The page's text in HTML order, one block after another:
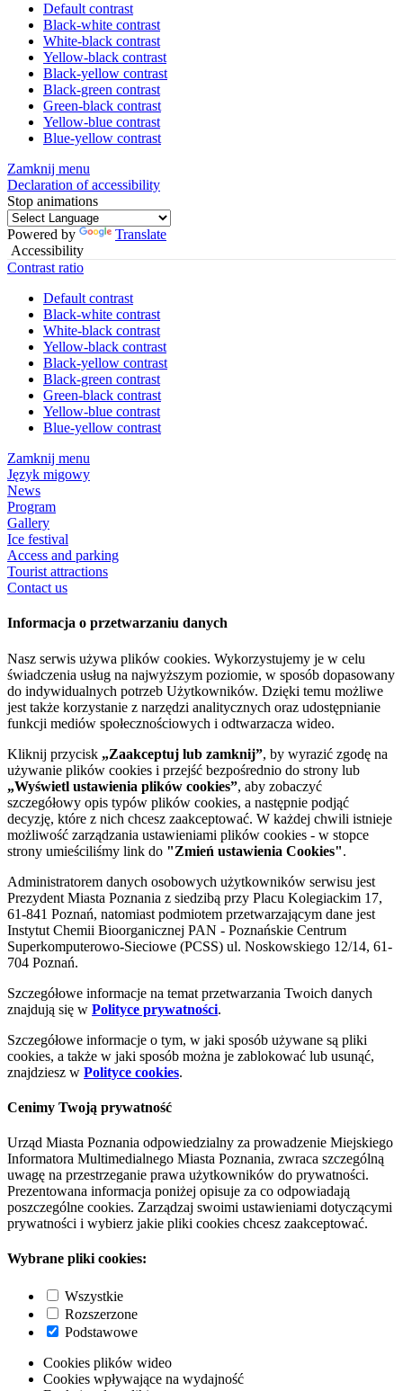
Default contrast
Black-white contrast
White-black contrast
Yellow-black contrast
Black-yellow contrast
Black-green contrast
Green-black contrast
Yellow-blue contrast
Blue-yellow contrast
Zamknij menu
Declaration of accessibility
Stop animations
Powered by
Translate
Accessibility
Contrast ratio
Default contrast
Black-white contrast
White-black contrast
Yellow-black contrast
Black-yellow contrast
Black-green contrast
Green-black contrast
Yellow-blue contrast
Blue-yellow contrast
Zamknij menu
Język migowy
News
Program
Gallery
Ice festival
Access and parking
Tourist attractions
Contact us
Informacja o przetwarzaniu danych
Nasz serwis używa plików cookies. Wykorzystujemy je w celu
świadczenia usług na najwyższym poziomie, w sposób dopasowany
do indywidualnych potrzeb Użytkowników. Dzięki temu możliwe
jest także korzystanie z narzędzi analitycznych oraz udostępnianie
funkcji mediów społecznościowych i odtwarzacza wideo.
Kliknij przycisk „Zaakceptuj lub zamknij”, by wyrazić zgodę na
używanie plików cookies i przejść bezpośrednio do strony lub
„Wyświetl ustawienia plików cookies”, aby zobaczyć
szczegółowy opis typów plików cookies, a następnie podjąć
decyzję, które z nich chcesz zaakceptować. W każdej chwili istnieje
możliwość zarządzania ustawieniami plików cookies - w stopce
strony umieściliśmy link do "Zmień ustawienia Cookies".
Administratorem danych osobowych użytkowników serwisu jest
Prezydent Miasta Poznania z siedzibą przy Placu Kolegiackim 17,
61-841 Poznań, natomiast podmiotem przetwarzającym dane jest
Instytut Chemii Bioorganicznej PAN - Poznańskie Centrum
Superkomputerowo-Sieciowe (PCSS) ul. Noskowskiego 12/14, 61-
704 Poznań.
Szczegółowe informacje na temat przetwarzania Twoich danych
znajdują się w Polityce prywatności.
Szczegółowe informacje o tym, w jaki sposób używane są pliki
cookies, a także w jaki sposób można je zablokować lub usunąć,
znajdziesz w Polityce cookies.
Cenimy Twoją prywatność
Urząd Miasta Poznania odpowiedzialny za prowadzenie Miejskiego
Informatora Multimedialnego Miasta Poznania, zwraca szczególną
uwagę na przestrzeganie prawa użytkowników do prywatności.
Prezentowana informacja poniżej opisuje za co odpowiadają
poszczególne cookies. Zarządzaj swoimi ustawieniami dotyczącymi
prywatności i wybierz jakie pliki cookies chcesz zaakceptować.
Wybrane pliki cookies:
Wszystkie
Rozszerzone
Podstawowe
Cookies plików wideo
Cookies wpływające na wydajność